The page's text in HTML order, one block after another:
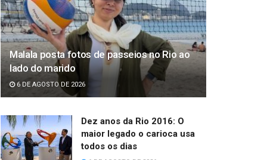
Malala posta fotos de passeios no Rio ao
lado do marido
6 DE AGOSTO DE 2026
Dez anos da Rio 2016: O
maior legado o carioca usa
todos os dias